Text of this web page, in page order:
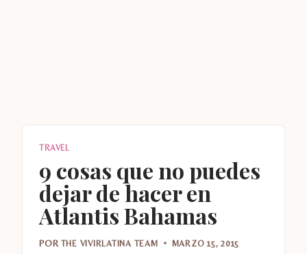
TRAVEL
9 cosas que no puedes
dejar de hacer en
Atlantis Bahamas
POR THE VIVIRLATINA TEAM MARZO 15, 2015